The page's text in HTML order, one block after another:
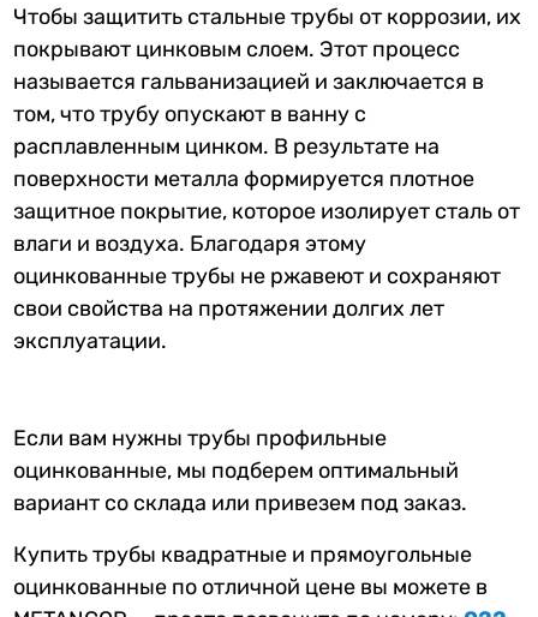
Чтобы защитить стальные трубы от коррозии, их
покрывают цинковым слоем. Этот процесс
называется гальванизацией и заключается в
том, что трубу опускают в ванну с
расплавленным цинком. В результате на
поверхности металла формируется плотное
защитное покрытие, которое изолирует сталь от
влаги и воздуха. Благодаря этому
оцинкованные трубы не ржавеют и сохраняют
свои свойства на протяжении долгих лет
эксплуатации.
Если вам нужны трубы профильные
оцинкованные, мы подберем оптимальный
вариант со склада или привезем под заказ.
Купить трубы квадратные и прямоугольные
оцинкованные по отличной цене вы можете в